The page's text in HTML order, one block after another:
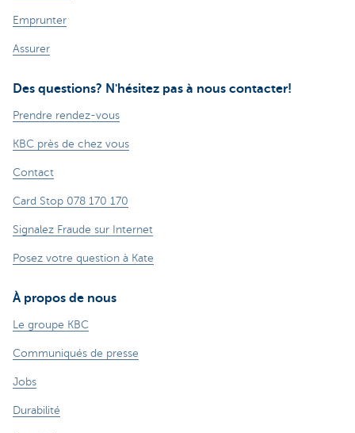
Emprunter
Assurer
Des questions? N'hésitez pas à nous contacter!
Prendre rendez-vous
KBC près de chez vous
Contact
Card Stop 078 170 170
Signalez Fraude sur Internet
Posez votre question à Kate
À propos de nous
Le groupe KBC
Communiqués de presse
Jobs
Durabilité